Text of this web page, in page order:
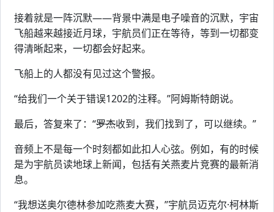
接着就是一阵沉默——背景中满是电子噪音的沉默，宇宙
飞船越来越接近月球，宇航员们正在等待，等到一切都变
得清晰起来，一切都会好起来。
飞船上的人都没有见过这个警报。
“给我们一个关于错误1202的注释。”阿姆斯特朗说。
最后，答复来了：“罗杰收到，我们找到了，可以继续。”
音频上不是每一个时刻都如此扣人心弦。例如，有的时候
是为宇航员读地球上新闻，包括有关燕麦片竞赛的最新消
息。
“我想送奥尔德林参加吃燕麦大赛，”宇航员迈克尔·柯林斯